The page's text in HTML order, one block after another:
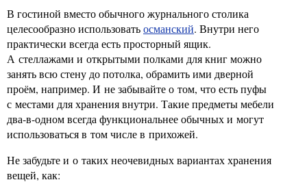
В гостиной вместо обычного журнального столика
целесообразно использоватьосманский. Внутри него
практически всегда есть просторный ящик.
А стеллажами и открытыми полками для книг можно
занять всю стену до потолка, обрамить ими дверной
проём, например. И не забывайте о том, что есть пуфы
с местами для хранения внутри. Такие предметы мебели
два-в-одном всегда функциональнее обычных и могут
использоваться в том числе в прихожей.
Не забудьте и о таких неочевидных вариантах хранения
вещей, как: